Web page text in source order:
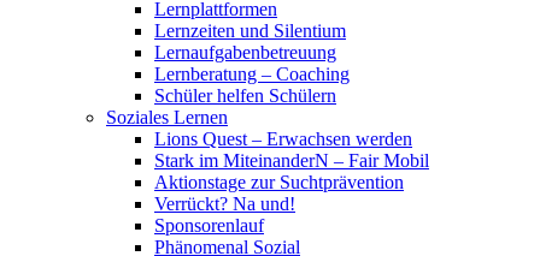
Lernplattformen
Lernzeiten und Silentium
Lernaufgabenbetreuung
Lernberatung – Coaching
Schüler helfen Schülern
Soziales Lernen
Lions Quest – Erwachsen werden
Stark im MiteinanderN – Fair Mobil
Aktionstage zur Suchtprävention
Verrückt? Na und!
Sponsorenlauf
Phänomenal Sozial